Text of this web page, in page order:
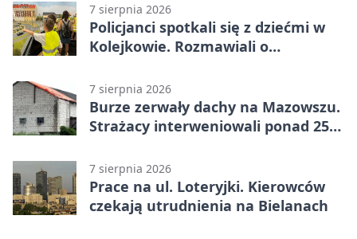
7 sierpnia 2026
Policjanci spotkali się z dziećmi w
Kolejkowie. Rozmawiali o
7 sierpnia 2026
Burze zerwały dachy na Mazowszu.
Strażacy interweniowali ponad 250
7 sierpnia 2026
Prace na ul. Loteryjki. Kierowców
czekają utrudnienia na Bielanach